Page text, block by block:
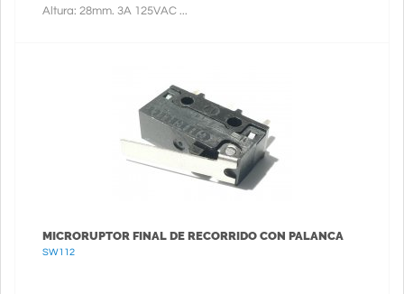
Altura: 28mm. 3A 125VAC ...
MICRORUPTOR FINAL DE RECORRIDO CON PALANCA
SW112